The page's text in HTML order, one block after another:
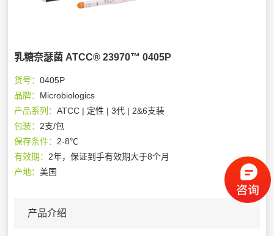
乳糖奈瑟菌 ATCC® 23970™ 0405P
货号：0405P
品牌： Microbiologics
产品系列：ATCC | 定性 | 3代 | 2&6支装
包装： 2支/包
保存条件： 2-8℃
有效期： 2年，保证到手有效期大于8个月
产地：美国
产品介绍